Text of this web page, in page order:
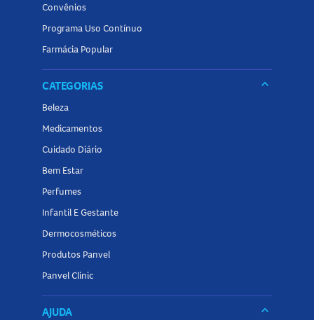
Convênios
Programa Uso Contínuo
Farmácia Popular
CATEGORIAS keyboard_arrow_down
Beleza
Medicamentos
Cuidado Diário
Bem Estar
Perfumes
Infantil E Gestante
Dermocosméticos
Produtos Panvel
Panvel Clinic
AJUDA keyboard_arrow_down